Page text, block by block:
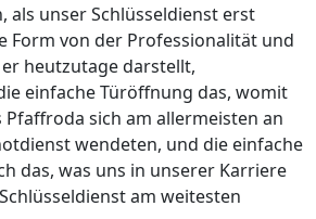
als unser Schlüsseldienst erst
Form von der Professionalität und
heutzutage darstellt,
einfache Türöffnung das, womit
Pfaffroda sich am allermeisten an
wendeten, und die einfache
das, was uns in unserer Karriere
am weitesten